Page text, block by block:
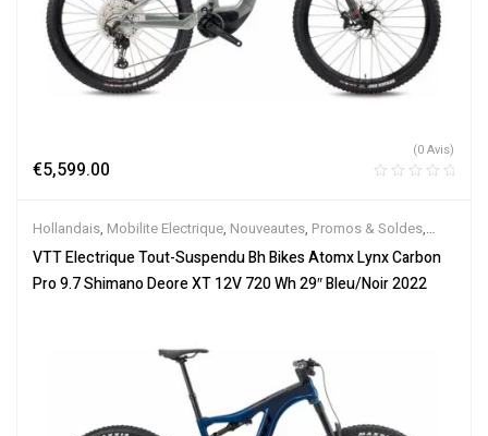
€5,599.00
(0 Avis)
Hollandais, Mobilite Electrique, Nouveautes, Promos & Soldes,
Tout-Suspendus,Vélo électrique ville,Velos Electriques,VTT
Électriques
VTT Electrique Tout-Suspendu Bh Bikes Atomx Lynx Carbon
Pro 9.7 Shimano Deore XT 12V 720 Wh 29″ Bleu/Noir 2022